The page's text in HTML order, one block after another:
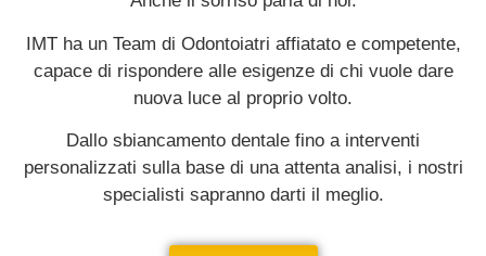
IMT ha un Team di Odontoiatri affiatato e competente,
capace di rispondere alle esigenze di chi vuole dare
nuova luce al proprio volto.
Dallo sbiancamento dentale fino a interventi
personalizzati sulla base di una attenta analisi, i nostri
specialisti sapranno darti il meglio.